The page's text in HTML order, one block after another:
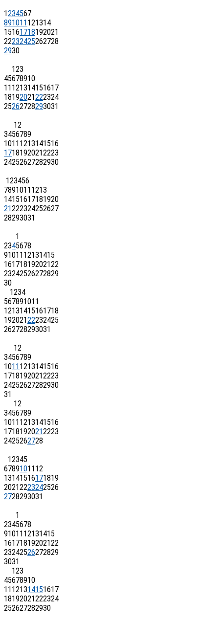
1234567
891011121314
15161718192021
22232425262728
2930
123
45678910
11121314151617
18192021222324
25262728293031
12
3456789
10111213141516
17181920212223
24252627282930
123456
78910111213
14151617181920
21222324252627
28293031
1
2345678
9101112131415
16171819202122
23242526272829
30
1234
567891011
12131415161718
19202122232425
262728293031
12
3456789
10111213141516
17181920212223
24252627282930
31
12
3456789
10111213141516
17181920212223
2425262728
12345
6789101112
13141516171819
20212223242526
2728293031
1
2345678
9101112131415
16171819202122
23242526272829
3031
123
45678910
11121314151617
18192021222324
252627282930